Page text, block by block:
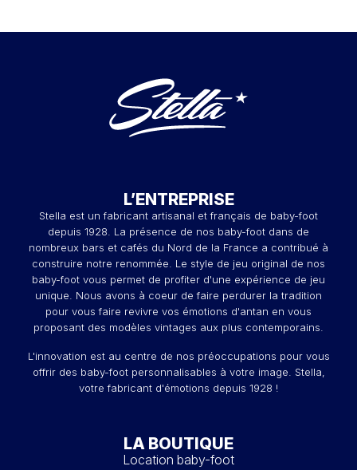
L’ENTREPRISE
Stella est un fabricant artisanal et français de baby-foot
depuis 1928. La présence de nos baby-foot dans de
nombreux bars et cafés du Nord de la France a contribué à
construire notre renommée. Le style de jeu original de nos
baby-foot vous permet de profiter d'une expérience de jeu
unique. Nous avons à coeur de faire perdurer la tradition
pour vous faire revivre vos émotions d'antan en vous
proposant des modèles vintages aux plus contemporains.
L'innovation est au centre de nos préoccupations pour vous
offrir des baby-foot personnalisables à votre image. Stella,
votre fabricant d'émotions depuis 1928 !
LA BOUTIQUE
Location baby-foot